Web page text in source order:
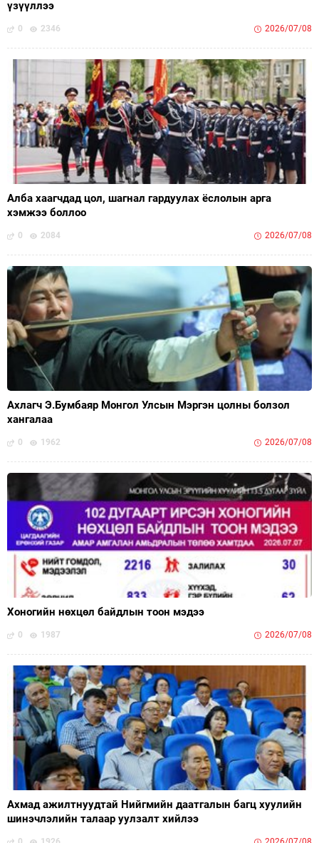
үзүүллээ
0 2346 2026/07/08
Алба хаагчдад цол, шагнал гардуулах ёслолын арга
хэмжээ боллоо
0 2084 2026/07/08
Ахлагч Э.Бумбаяр Монгол Улсын Мэргэн цолны болзол
хангалаа
0 1962 2026/07/08
Хоногийн нөхцөл байдлын тоон мэдээ
0 1987 2026/07/08
Ахмад ажилтнуудтай Нийгмийн даатгалын багц хуулийн
шинэчлэлийн талаар уулзалт хийлээ